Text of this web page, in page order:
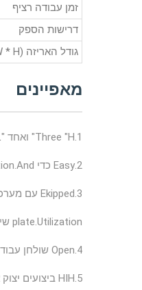
זמן עבודה רציף
דרישות הספק
גודל האריזה (L * W * H)
מאפיינים
1.Three "H" ואחד "L": מהירות גבוהה, דיוק גבוהה, סיבולת גבוהה ועלות נמוכה.
2.Easy כדי operation.And שידור סיבים חוסך את הנתיב לייזר מורכבים.
3.Ekipped עם מערכת פריקה אוטומטית, אשר חוסך זמן עיבוד העלות
plate.Utilization שיעור של צלחת יכול להגיע ל 95%.
4.Open שולחן עבודה, פעולה פשוטה עיסוק שטח קטן.
5.HIH ביצועים יצוק אלומיניום מדריך רכבת, לאחר ניתוח אלמנטים סופיים, מבינים מאוד